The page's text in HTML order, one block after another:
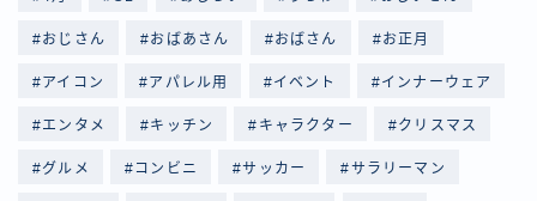
おじさん おばあさん おばさん お正月
アイコン アパレル用 イベント インナーウェア
エンタメ キッチン キャラクター クリスマス
グルメ コンビニ サッカー サラリーマン